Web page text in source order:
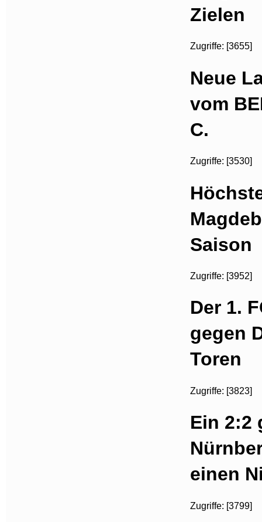
Zielen
Zugriffe: [3655]
Neue
vom
C.
Zugriffe: [3530]
Saison
Zugriffe: [3952]
Der 1.
gegen
Toren
Zugriffe: [3823]
Ein 2:2
einen
Zugriffe: [3799]